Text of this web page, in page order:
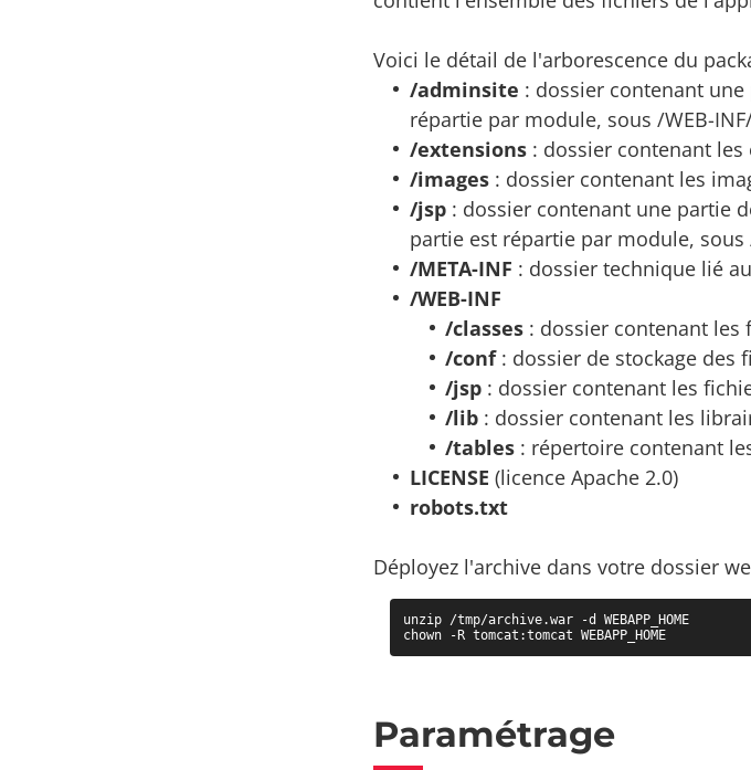
Voici le détail de l'arborescence du
/adminsite : dossier contenant
répartie par module, sous /WEB-
/extensions: dossier contenant les
/images: dossier contenant les
/jsp: dossier contenant une partie
partie est répartie par module, sous
/META-INF : dossier technique lié
/WEB-INF
/classes : dossier contenant
/conf: dossier de stockage des
/jsp : dossier contenant les
/lib : dossier contenant les
/tables : répertoire contenant
LICENSE (licence Apache 2.0)
robots.txt
Déployez l'archive dans votre dossier
unzip /tmp/archive.war -d WEBAPP_HOME
chown -R tomcat:tomcat WEBAPP_HOME
Paramétrage